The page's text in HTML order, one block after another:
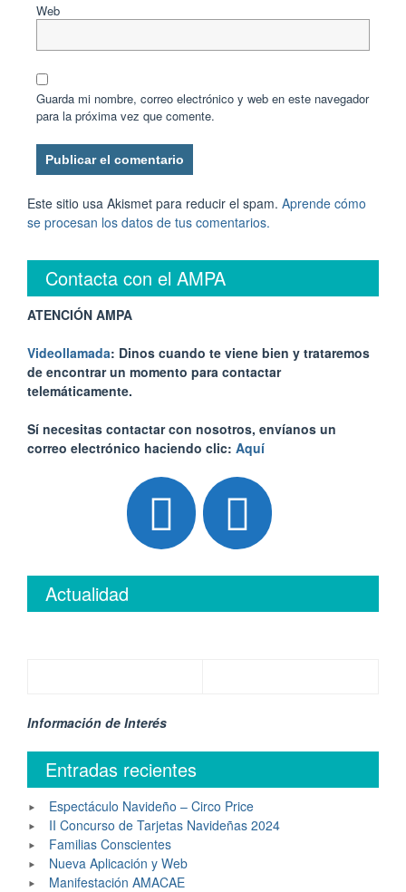
Web
Guarda mi nombre, correo electrónico y web en este navegador
para la próxima vez que comente.
Este sitio usa Akismet para reducir el spam. Aprende cómo
se procesan los datos de tus comentarios.
Contacta con el AMPA
ATENCIÓN AMPA
Videollamada: Dinos cuando te viene bien y trataremos
de encontrar un momento para contactar
telemáticamente.
Sí necesitas contactar con nosotros, envíanos un
correo electrónico haciendo clic: Aquí
Actualidad
Información de Interés
Entradas recientes
Espectáculo Navideño – Circo Price
II Concurso de Tarjetas Navideñas 2024
Familias Conscientes
Nueva Aplicación y Web
Manifestación AMACAE